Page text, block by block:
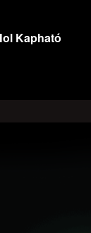
Kapható